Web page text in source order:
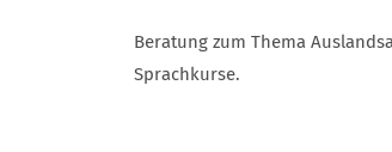
Beratung zum Thema
Sprachkurse.